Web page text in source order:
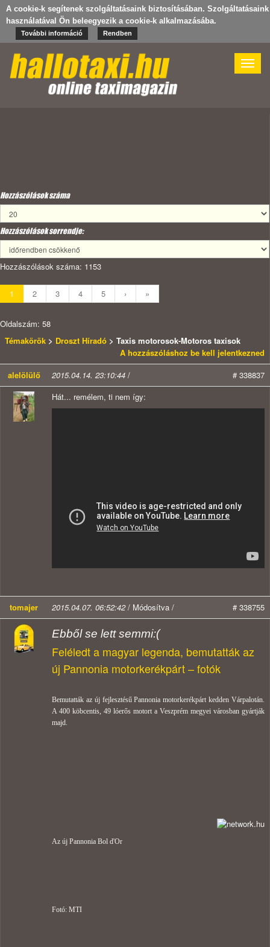
A cookie-k segítenek szolgáltatásaink biztosításában. Szolgáltatásaink
használatával Ön beleegyezik a cookie-k alkalmazásába.
További információ Rendben
Toggle
Hozzászólások száma
Hozzászólások sorrendje:
Hozzászólások száma: 1153
1 2 3 4 5 › »
Oldalszám: 58
Témakörök > Droszt Híradó > Taxis motorosok-Motoros taxisok
A hozzászóláshoz be kell jelentkezned
alelölülő
2015.04.14. 23:10:44 /
# 338837
Hát... remélem, ti nem így:
tomajer 2015.04.07. 06:52:42/ Módosítva / # 338755
Ebből se lett semmi:(
Feléledt a magyar legenda, bemutatták az
új Pannonia motorkerékpárt – fotók
Bemutatták az új fejlesztésű Pannonia motorkerékpárt kedden Várpalotán.
A 400 köbcentis, 49 lóerős motort a Veszprém megyei városban gyártják
majd.
Az új Pannonia Bol d'Or
Fotó: MTI